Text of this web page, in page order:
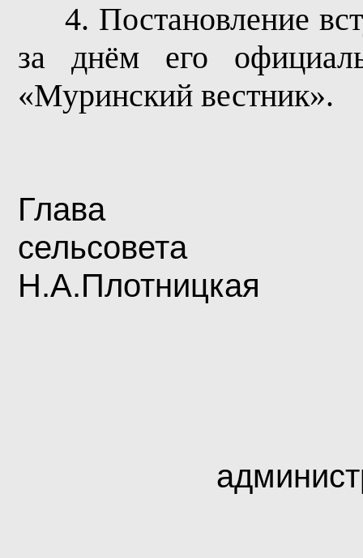
4. Постановление
за днём его
«Муринский вестник».
Глава
сельсовета
Н.А.Плотницкая